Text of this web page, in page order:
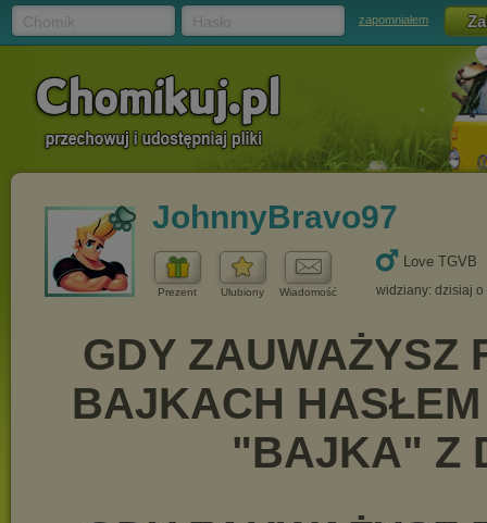
zapomniałem
JohnnyBravo97
Prezent Ulubiony Wiadomość
Love TGVB
widziany: dzisiaj o